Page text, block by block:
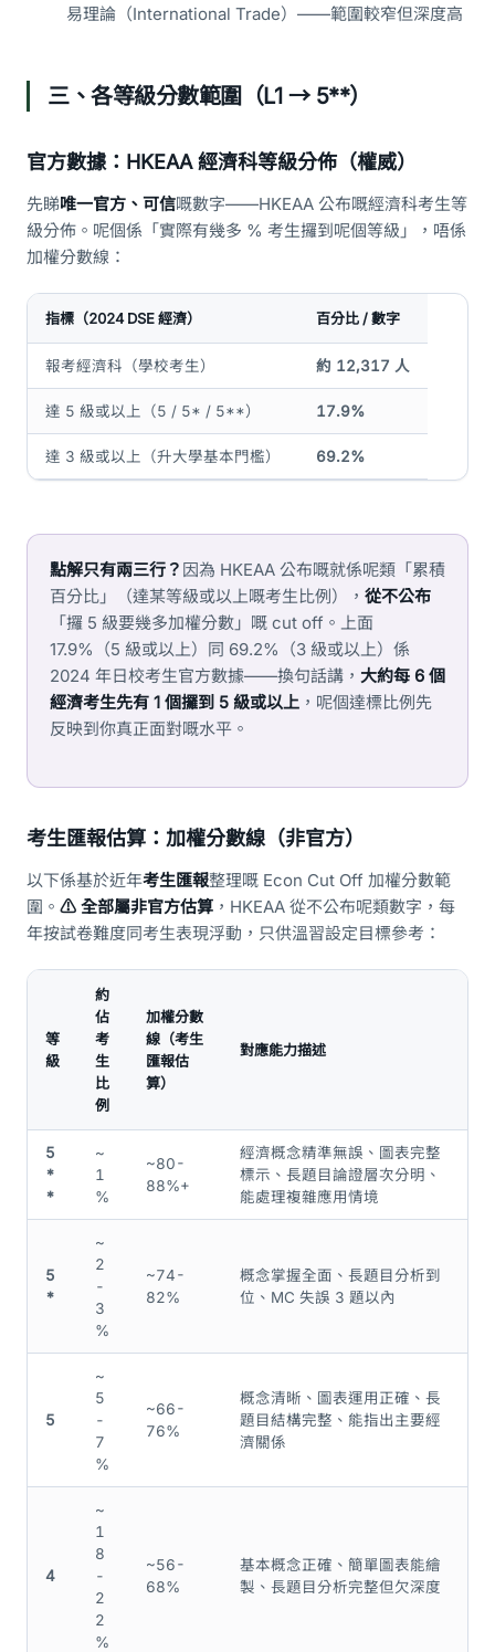
易理論（International Trade）——範圍較窄但深度高
三、各等級分數範圍（L1 → 5**）
官方數據：HKEAA 經濟科等級分佈（權威）
先睇唯一官方、可信嘅數字——HKEAA 公布嘅經濟科考生等
級分佈。呢個係「實際有幾多 % 考生攞到呢個等級」，唔係
加權分數線：
指標（2024 DSE 經濟） 百分比 / 數字
報考經濟科（學校考生） 約 12,317 人
達 5 級或以上（5 / 5* / 5**） 17.9%
達 3 級或以上（升大學基本門檻） 69.2%
點解只有兩三行？ 因為 HKEAA 公布嘅就係呢類「累積
百分比」（達某等級或以上嘅考生比例）， 從不公布
「攞 5 級要幾多加權分數」嘅 cut off。上面
17.9%（5 級或以上）同 69.2%（3 級或以上）係
2024 年日校考生官方數據——換句話講， 大約每 6 個
經濟考生先有 1 個攞到 5 級或以上 ，呢個達標比例先
反映到你真正面對嘅水平。
考生匯報估算：加權分數線（非官方）
以下係基於近年考生匯報整理嘅 Econ Cut Off 加權分數範
圍。 ⚠️ 全部屬非官方估算 ，HKEAA 從不公布呢類數字，每
年按試卷難度同考生表現浮動，只供溫習設定目標參考：
等
級
約
佔
考
生
比
例
加權分數
線（考生
匯報估
算）
對應能力描述
5
*
*
~
1
%
~80-
88%+
經濟概念精準無誤、圖表完整
標示、長題目論證層次分明、
能處理複雜應用情境
5
*
~
2
-
3
%
~74-
82%
概念掌握全面、長題目分析到
位、MC 失誤 3 題以內
5
~
5
-
7
%
~66-
76%
概念清晰、圖表運用正確、長
題目結構完整、能指出主要經
濟關係
4
~
1
8
-
2
2
%
~56-
68%
基本概念正確、簡單圖表能繪
製、長題目分析完整但欠深度